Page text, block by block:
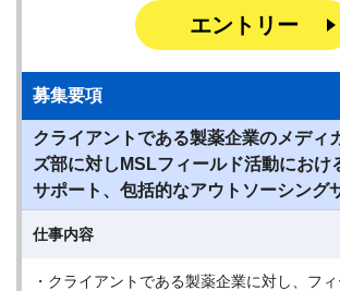
エントリー
募集要項
クライアントである製薬企業のメディ
ズ部に対しMSLフィールド活動におけ
サポート、包括的なアウトソーシング
仕事内容
・クライアントである製薬企業に対し、フ